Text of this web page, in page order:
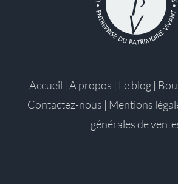
Accueil | A propos | Le blog |
Contactez-nous | Mentions
générales de